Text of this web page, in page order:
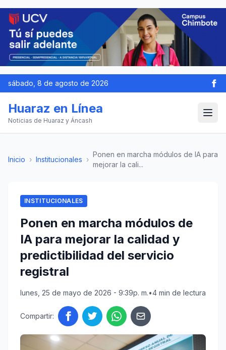
sábado, 8 de agosto de 2026
Huaraz en Línea
Noticias de Huaraz y Áncash
Inicio › Institucionales ›
Ponen en marcha módulos de IA para
mejorar la cali...
INSTITUCIONALES
Ponen en marcha módulos de
IA para mejorar la calidad y
predictibilidad del servicio
registral
lunes, 25 de mayo de 2026 - 9:39p. m.•4 min de lectura
Compartir: